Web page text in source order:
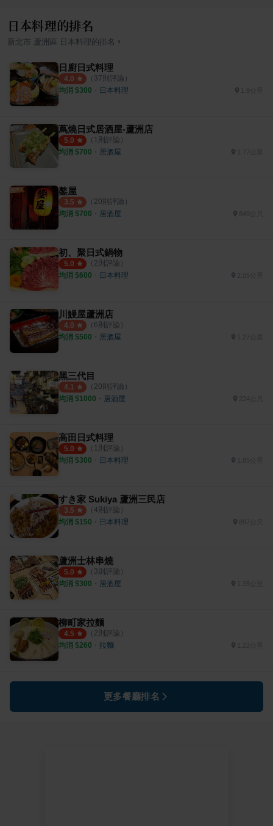
日本料理的排名
新北市 蘆洲區 日本料理 的排名 ›
日廚日式料理
4.0 （ 37則評論）
均消 $300 ・ 日本料理
蔦燒日式居酒屋-蘆洲店
5.0 （ 1 則評論）
均消 $700 ・ 居酒屋
鏊屋
3.5 （ 20則評論）
均消 $700 ・ 居酒屋 849公尺
初、聚日式鍋物
5.0 （ 2則評論）
均消 $600 ・ 日本料理 2.05公里
川鰻屋蘆洲店
4.0 （ 6則評論）
均消 $500 ・ 居酒屋
黑三代目
4.1 （ 20則評論）
均消 $1000 ・ 居酒屋 224公尺
高田日式料理
5.0 （ 1 則評論）
均消 $300 ・ 日本料理 1.85公里
すき家 Sukiya 蘆洲三民店
3.5 （ 4則評論）
均消 $150 ・ 日本料理
蘆洲士林串燒
5.0 （ 3則評論）
均消 $300 ・ 居酒屋 1.35公里
柳町家拉麵
4.5 （ 2則評論）
均消 $260 ・ 拉麵
更多餐廳排名